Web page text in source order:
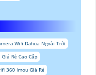
Wifi Dahua Ngoài Trời
Rẻ Cao Cấp
360 Imou Giá Rẻ